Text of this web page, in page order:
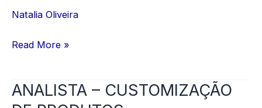
Natalia Oliveira
PROCESSOS
Read More »
ANALISTA – CUSTOMIZAÇÃO
ANALISTA